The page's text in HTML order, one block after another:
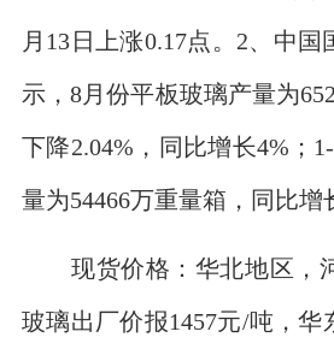
月13日上涨0.17点。2、中
示，8月份平板玻璃产量为
下降2.04%，同比增长4%；
量为54466万重量箱，同比增
现货价格：华北地区，
玻璃出厂价报1457元/吨，华